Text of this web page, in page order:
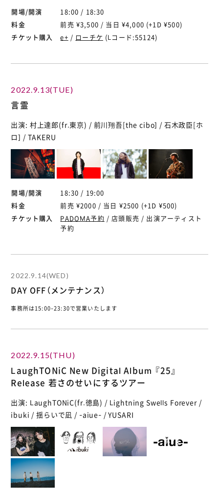
開場/開演
18:00 / 18:30
料金
前売 ¥3,500 / 当日 ¥4,000 (+1D ¥500)
チケット購入
e+ / ローチケ (Lコード:55124)
2022.9.13(TUE)
言霊
出演: 村上達郎(fr.東京) / 前川翔吾[the cibo] / 石木政臣[ホ
ロ] / TAKERU
開場/開演
18:30 / 19:00
料金
前売 ¥2000 / 当日 ¥2500 (+1D ¥500)
チケット購入
PADOMA予約 / 店頭販売 / 出演アーティスト
予約
2022.9.14(WED)
DAY OFF（メンテナンス）
事務所は15:00-23:30で営業いたします
2022.9.15(THU)
LaughTONiC New Digital Album 『25』
Release 若さのせいにするツアー
出演: LaughTONiC(fr.徳島) / Lightning Swells Forever /
ibuki / 揺らいで凪 / -aiue- / YUSARI